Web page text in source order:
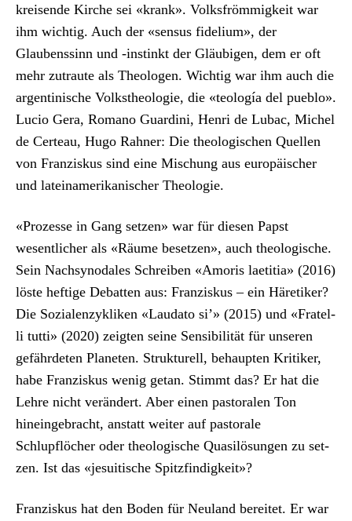
kreisende Kirche sei «krank». Volks­fröm­migkeit war
ihm wichtig. Auch der «sen­sus fideli­um», der
Glaubenssinn und ‑instinkt der Gläu­bi­gen, dem er oft
mehr zutraute als The­olo­gen. Wichtig war ihm auch die
argen­tinis­che Volk­s­the­olo­gie, die «teología del pueblo».
Lucio Gera, Romano Guar­di­ni, Hen­ri de Lubac, Michel
de Certeau, Hugo Rah­n­er: Die the­ol­o­gis­chen Quellen
von Franziskus sind eine Mis­chung aus europäis­ch­er
und lateinamerikanis­ch­er The­olo­gie.
«Prozesse in Gang set­zen» war für diesen Papst
wesentlich­er als «Räume beset­zen», auch the­ol­o­gis­che.
Sein Nach­syn­odales Schreiben «Amor­is laeti­tia» (2016)
löste heftige Debat­ten aus: Franziskus – ein Häretik­er?
Die Sozialen­zyk­liken «Lauda­to si’» (2015) und «Fratel­
li tut­ti» (2020) zeigten seine Sen­si­bil­ität für unseren
gefährde­ten Plan­eten. Struk­turell, behaupten Kri­tik­er,
habe Franziskus wenig getan. Stimmt das? Er hat die
Lehre nicht verän­dert. Aber einen pas­toralen Ton
hineinge­bracht, anstatt weit­er auf pas­torale
Schlupflöch­er oder the­ol­o­gis­che Qua­si­lö­sun­gen zu set­
zen. Ist das «jesuit­is­che Spitzfind­igkeit»?
Franziskus hat den Boden für Neu­land bere­it­et. Er war